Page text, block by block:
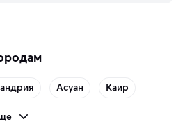
Асуан Каир